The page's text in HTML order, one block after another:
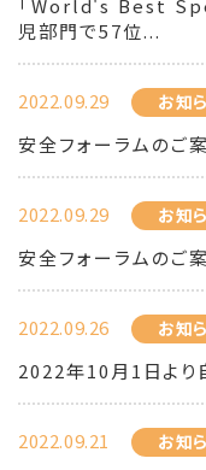
「World's Best
児部門で57位...
2022.09.29 お知
安全フォーラムのご
2022.09.29 お知
安全フォーラムのご
2022.09.26 お知
2022年10月1日より
2022.09.21 お知